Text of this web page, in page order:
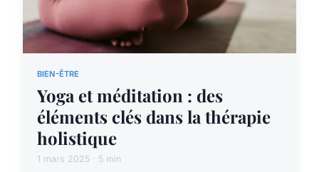
BIEN-ÊTRE
Yoga et méditation : des
éléments clés dans la thérapie
holistique
1 mars 2025 · 5 min